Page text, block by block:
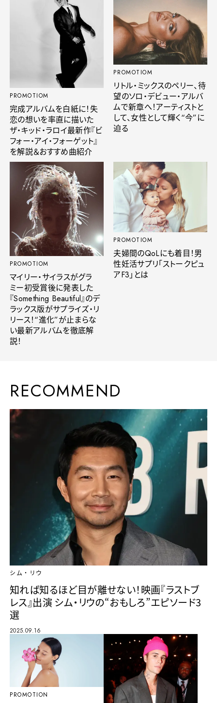
PROMOTIOM
完成アルバムを白紙に！失
恋の想いを率直に描いた
ザ・キッド・ラロイ最新作『ビ
フォー・アイ・フォーゲット』
を解説＆おすすめ曲紹介
PROMOTIOM
リトル・ミックスのペリー、待
望のソロ・デビュー・アルバ
ムで新章へ！アーティストと
して、女性として輝く“今”に
迫る
PROMOTIOM
マイリー・サイラスがグラ
ミー初受賞後に発表した
『Something Beautiful』のデ
ラックス版がサプライズ・リ
リース！“進化”が止まらな
い最新アルバムを徹底解
説！
PROMOTIOM
夫婦間のQoLにも着目！男
性妊活サプリ「ストークピュ
アF3」とは
RECOMMEND
シム・リウ
知れば知るほど目が離せない！映画『ラストブ
レス』出演 シム・リウの“おもしろ”エピソード3
選
2025.09.16
PROMOTION